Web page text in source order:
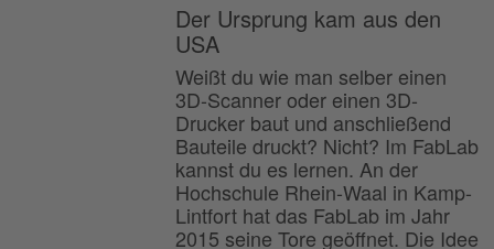
Der Ursprung kam aus den
USA
Weißt du wie man selber einen
3D-Scanner oder einen 3D-
Drucker baut und anschließend
Bauteile druckt? Nicht? Im FabLab
kannst du es lernen. An der
Hochschule Rhein-Waal in Kamp-
Lintfort hat das FabLab im Jahr
2015 seine Tore geöffnet. Die Idee